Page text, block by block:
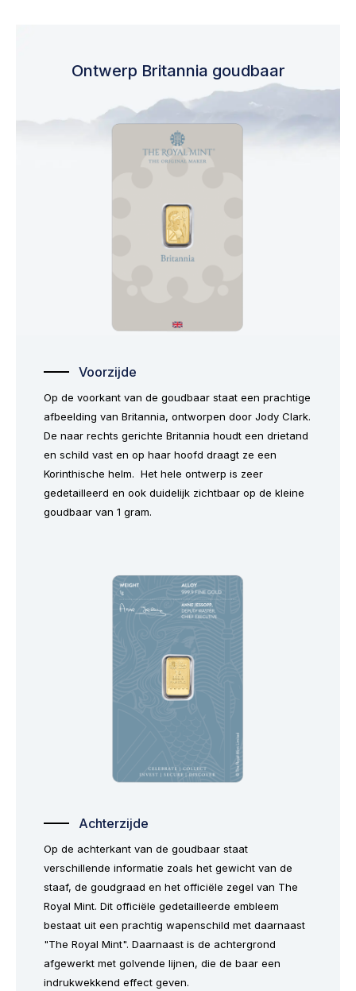
Ontwerp Britannia goudbaar
Voorzijde
Op de voorkant van de goudbaar staat een prachtige
afbeelding van Britannia, ontworpen door Jody Clark.
De naar rechts gerichte Britannia houdt een drietand
en schild vast en op haar hoofd draagt ze een
Korinthische helm. Het hele ontwerp is zeer
gedetailleerd en ook duidelijk zichtbaar op de kleine
goudbaar van 1 gram.
Achterzijde
Op de achterkant van de goudbaar staat
verschillende informatie zoals het gewicht van de
staaf, de goudgraad en het officiële zegel van The
Royal Mint. Dit officiële gedetailleerde embleem
bestaat uit een prachtig wapenschild met daarnaast
"The Royal Mint". Daarnaast is de achtergrond
afgewerkt met golvende lijnen, die de baar een
indrukwekkend effect geven.